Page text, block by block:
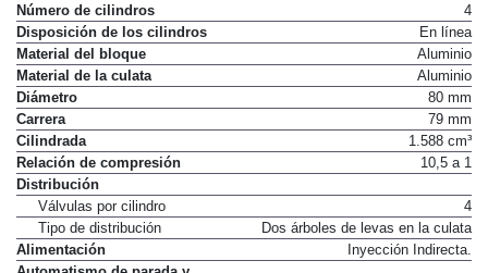
Número de cilindros
4
Disposición de los cilindros
En línea
Material del bloque
Aluminio
Material de la culata
Aluminio
Diámetro
80 mm
Carrera
79 mm
Cilindrada
1.588 cm³
Relación de compresión
10,5 a 1
Distribución
Válvulas por cilindro
4
Tipo de distribución
Dos árboles de levas en la culata
Alimentación
Inyección Indirecta.